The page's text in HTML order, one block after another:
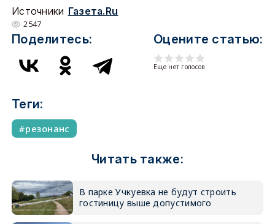
Источники Газета.Ru
2547
Поделитесь: Оцените статью:
Еще нет голосов
Теги:
резонанс
Читать также:
В парке Учкуевка не будут строить
гостиницу выше допустимого